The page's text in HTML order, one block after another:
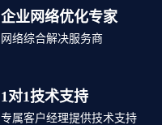
企业网络优化专家
网络综合解决服务商
1对1技术支持
专属客户经理提供技术支持